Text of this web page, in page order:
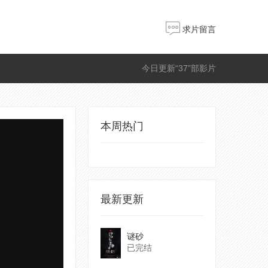
求片留言
今日更新“37”部影片
本周热门
最新更新
谜砂
已完结